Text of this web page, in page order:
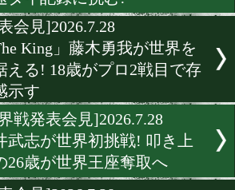
藤千飛が最強挑戦者決定
! Sフェザー級トーナメ
者も日本王座挑戦へ
界戦発表]2026.7.28
戦目で世界獲りへ! 吉良大
速タイ記録に挑む!